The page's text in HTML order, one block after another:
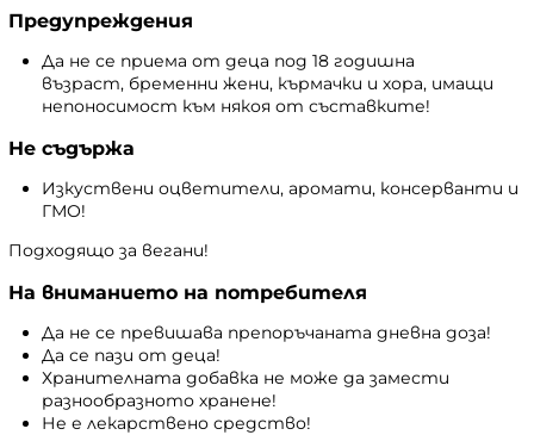
Предупреждения
Да не се приема от деца под 18 годишна
възраст, бременни жени, кърмачки и хора, имащи
непоносимост към някоя от съставките!
Не съдържа
Изкуствени оцветители, аромати, консерванти и
ГМО!
Подходящо за вегани!
На вниманието на потребителя
Да не се превишава препоръчаната дневна доза!
Да се пази от деца!
Хранителната добавка не може да замести
разнообразното хранене!
Не е лекарствено средство!